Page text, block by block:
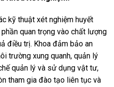
kỹ thuật xét nghiệm huyết
quan trọng vào chất lượng
điều trị. Khoa đảm bảo an
trường xung quanh, quản lý
quản lý và sử dụng vật tư,
tham gia đào tạo liên tục và